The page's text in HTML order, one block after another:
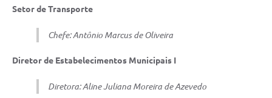
Setor de Transporte
Chefe: Antônio Marcus de Oliveira
Diretor de Estabelecimentos Municipais I
Diretora:Aline Juliana Moreira de Azevedo